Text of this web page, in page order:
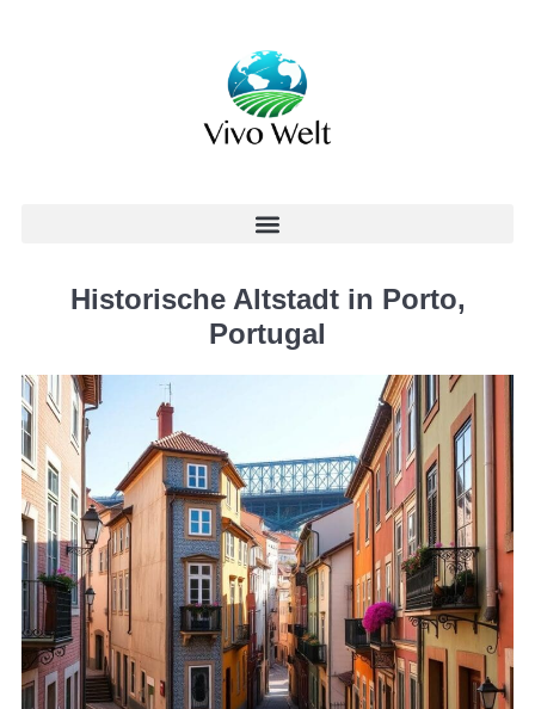
Historische Altstadt in Porto,
Portugal